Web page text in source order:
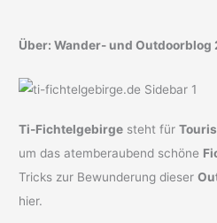
Über: Wander- und Outdoorblog
Ti-Fichtelgebirge steht für
um das atemberaubend schöne
Tricks zur Bewunderung dieser
hier.